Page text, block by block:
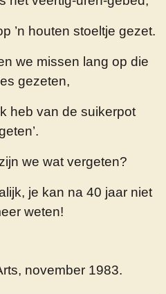
’n houten stoeltje gezet.
we missen lang op die
gezeten,
heb van de suikerpot
we wat vergeten?
je kan na 40 jaar niet
weten!
november 1983.